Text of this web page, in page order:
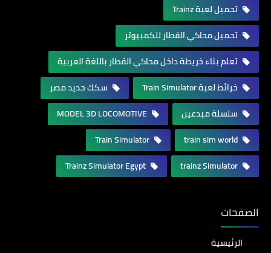
تحميل لعبة Trainz
تحميل محاكي القطار للكمبيوتر
تعلم بناء خريطة داخل محاكي القطار باللغة العربية
خرائط لعبة Train Simulator
سكك حديد مصر
سلسلة مبدعين
الصفحات
الرئيسية